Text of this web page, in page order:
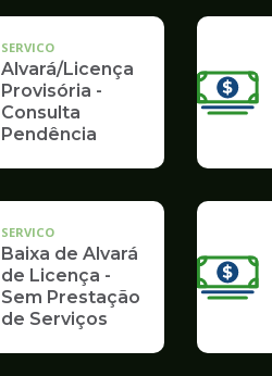
SERVICO
Alvará/Licença
Provisória -
Consulta
Pendência
SERVICO
Baixa de Alvará
de Licença -
Sem Prestação
de Serviços